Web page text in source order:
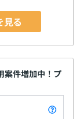
とっておりま
るので日頃の
していったの
見る
案件増加中！プ